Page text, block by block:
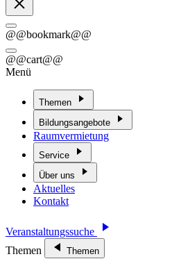
@@bookmark@@
@@cart@@
Menü
Themen
Bildungsangebote
Raumvermietung
Service
Über uns
Aktuelles
Kontakt
Veranstaltungssuche
Themen
Themen